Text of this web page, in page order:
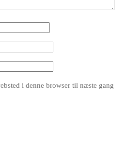
i denne browser til næste gang